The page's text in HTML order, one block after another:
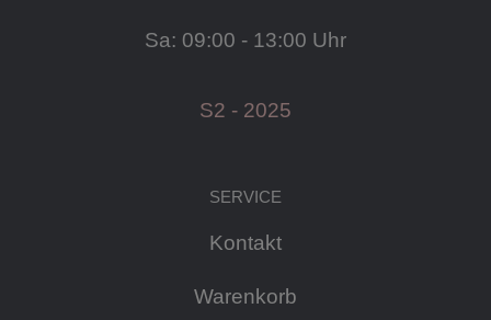
Sa: 09:00 - 13:00 Uhr
S2 - 2025
SERVICE
Kontakt
Warenkorb